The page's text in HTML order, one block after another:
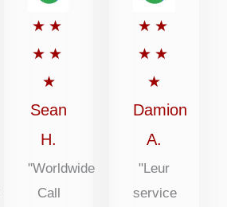
★ ★
★ ★
★
Rated
5
out
of
Sean
H.
"Worldwide
Call
★ ★
★ ★
★
Rated
5
of
Damion
A.
"Leur
service